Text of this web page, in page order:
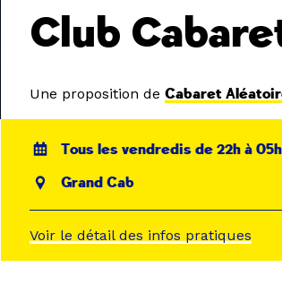
Club
Une proposition deCabaret
Tous les vendredis de 22h à 05h
Grand Cab
Voir le détail des infos pratiques